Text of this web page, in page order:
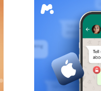
分享這篇文章
複製連接